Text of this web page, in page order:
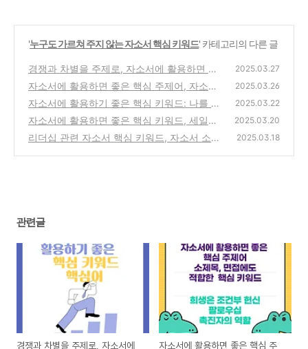
'누구도 가르쳐 주지 않는 자소서 핵심 키워드' 카테고리의 다른 글
경쟁과 차별을 주제로, 자소서에 활용하면 좋
은 핵심 키워드, 자소서 소제목에 어울리는 핵
심어, 1등보다 일류, 나를 이기는 것, Why be
Same? 1 등을 하거나 유니크 하거나
2025.03.27
자소서에 활용하면 좋은 핵심 주제어, 자소서
소제목과 면접에도 적합한 핵심 키워드, 헌신
과 희생을 주제로 한 핵심어
2025.03.26
자소서에 활용하기 좋은 핵심 키워드: 나를 표
현하는 신념과 좌우명
(0)
2025.03.22
자소서에 활용하면 좋은 핵심 키워드, 세일즈,
영업능력을 묻는 질문
(1)
2025.03.20
리더십 관련 자소서 핵심 키워드, 자소서 소제
2025.03.18
관련글
경쟁과 차별을 주제로, 자소서에
자소서에 활용하면 좋은 핵심 주